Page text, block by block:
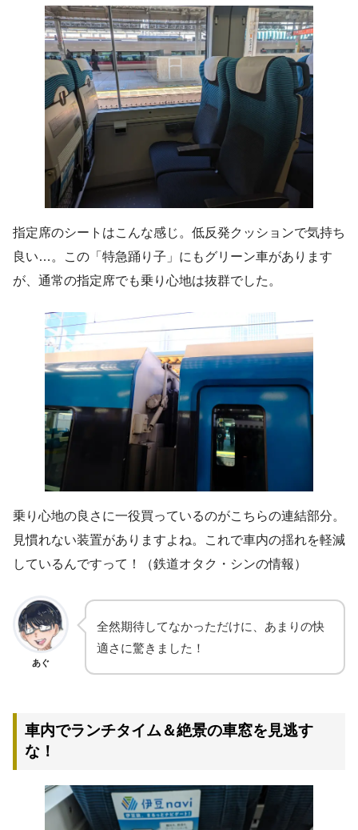
指定席のシートはこんな感じ。低反発クッションで気持ち
良い…。この「特急踊り子」にもグリーン車があります
が、通常の指定席でも乗り心地は抜群でした。
乗り心地の良さに一役買っているのがこちらの連結部分。
見慣れない装置がありますよね。これで車内の揺れを軽減
しているんですって！（鉄道オタク・シンの情報）
あぐ
全然期待してなかっただけに、あまりの快
適さに驚きました！
車内でランチタイム＆絶景の車窓を見逃す
な！